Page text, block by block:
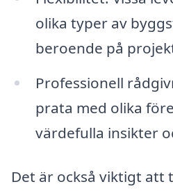
olika typer av
beroende på
Professionell
prata med olika
värdefulla insikter
Det är också viktigt att